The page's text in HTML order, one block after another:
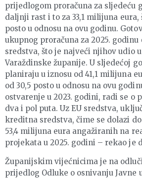
prijedlogom proračuna za sljedeću
daljnji rast i to za 33,1 milijuna eura,
posto u odnosu na ovu godinu.
ukupnog proračuna za 2025. godinu
sredstva, što je najveći njihov udio
Varaždinske županije. U sljedećoj
planiraju u iznosu od 41,1 milijuna
od 30,5 posto u odnosu na ovu
ostvarenje u 2023. godini, radi se o
dva i pol puta. Uz EU sredstva,
kreditna sredstva, čime se dolazi
53,4 milijuna eura angažiranih na
projekata u 2025. godini – rekao je
Županijskim vijećnicima je na
prijedlog Odluke o osnivanju Javne